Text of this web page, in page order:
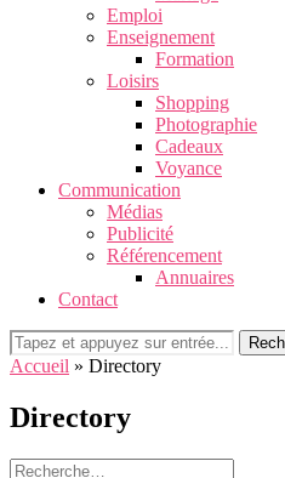
Emploi
Enseignement
Formation
Loisirs
Shopping
Photographie
Cadeaux
Voyance
Communication
Médias
Publicité
Référencement
Annuaires
Contact
Accueil » Directory
Directory